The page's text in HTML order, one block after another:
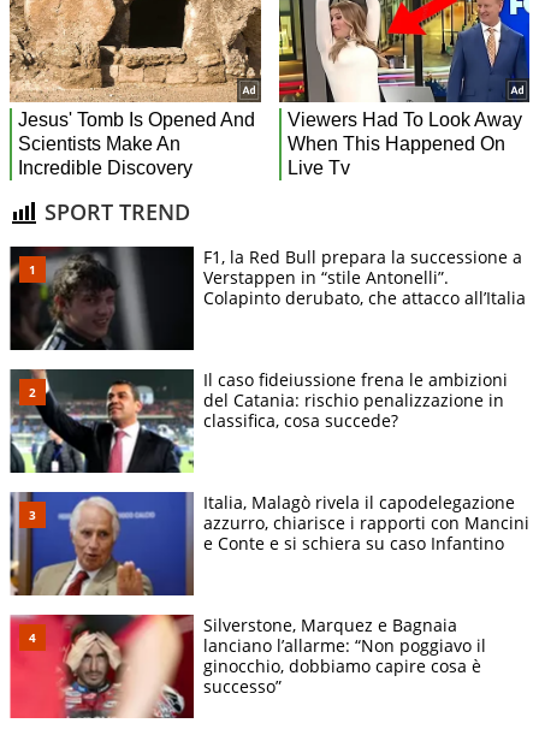
SPORT TREND
F1, la Red Bull prepara la successione a
Verstappen in “stile Antonelli”.
Colapinto derubato, che attacco all’Italia
Il caso fideiussione frena le ambizioni
del Catania: rischio penalizzazione in
classifica, cosa succede?
Italia, Malagò rivela il capodelegazione
azzurro, chiarisce i rapporti con Mancini
e Conte e si schiera su caso Infantino
Silverstone, Marquez e Bagnaia
lanciano l’allarme: “Non poggiavo il
ginocchio, dobbiamo capire cosa è
successo”